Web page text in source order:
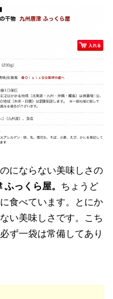
にならない美味しさの
ふっくら屋。 ちょうど
食べています。とにか
い美味しさです。こち
ず一袋は常備してあり